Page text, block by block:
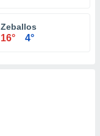
Zeballos
16° 4°